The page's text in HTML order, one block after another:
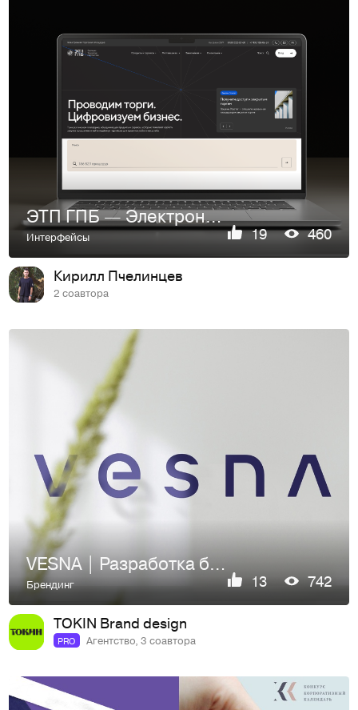
ЭТП ГПБ — Электронная торговая площадка Газпромбанка
Интерфейсы 19 460
Кирилл Пчелинцев
2 соавтора
VESNA | Разработка бренда IT-компании
Брендинг 13 742
TOKIN Brand design
PRO Агентство, 3 соавтора